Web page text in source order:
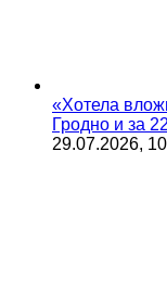
«Хотела
Гродно и за
29.07.2026,